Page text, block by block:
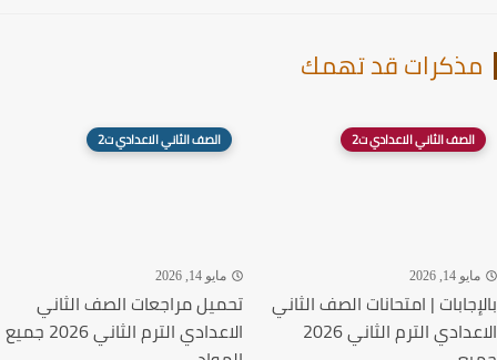
قد تهمك
الصف الثاني الاعدادي ت2
14, 2026
| امتحانات الصف الثاني
الاعدادي الترم الثاني 2026
الصف الثاني الاعدادي ت2
مايو 14, 2026
تحميل مراجعات الصف الثاني
الاعدادي الترم الثاني 2026 جميع